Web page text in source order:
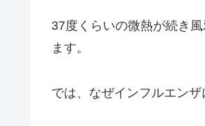
37度くらいの微熱が続き
ます。
では、なぜインフルエン